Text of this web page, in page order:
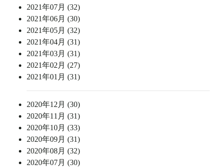
2021年07月 (32)
2021年06月 (30)
2021年05月 (32)
2021年04月 (31)
2021年03月 (31)
2021年02月 (27)
2021年01月 (31)
2020年12月 (30)
2020年11月 (31)
2020年10月 (33)
2020年09月 (31)
2020年08月 (32)
2020年07月 (30)